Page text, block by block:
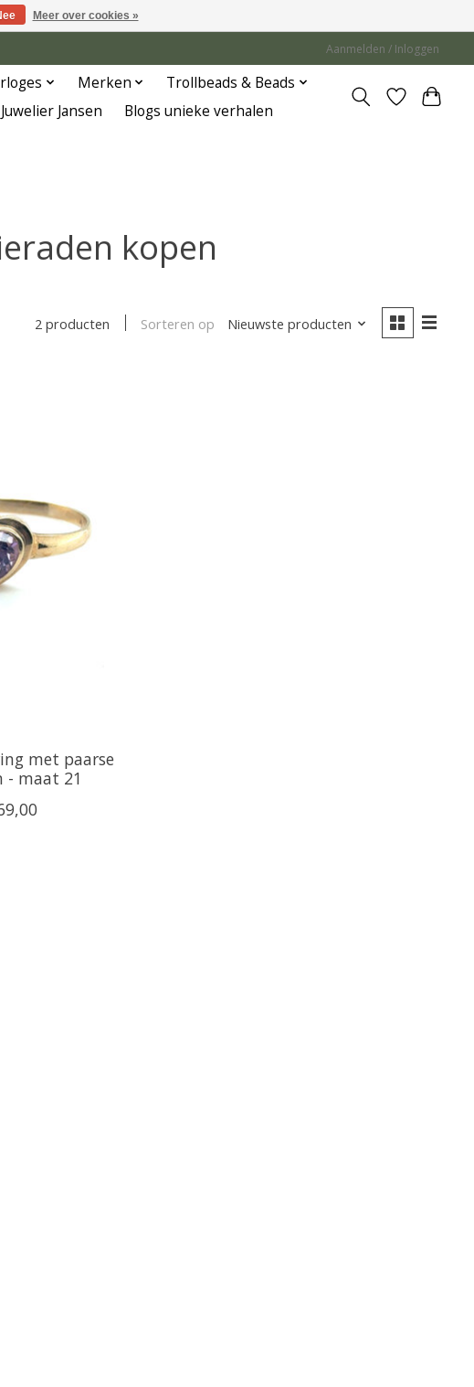
Aanmelden / Inloggen
Merken
Trollbeads & Beads
Jansen Blogs unieke verhalen
kopen
2 producten Sorteren op Nieuwste producten
met paarse
- maat 21
Meer over cookies »